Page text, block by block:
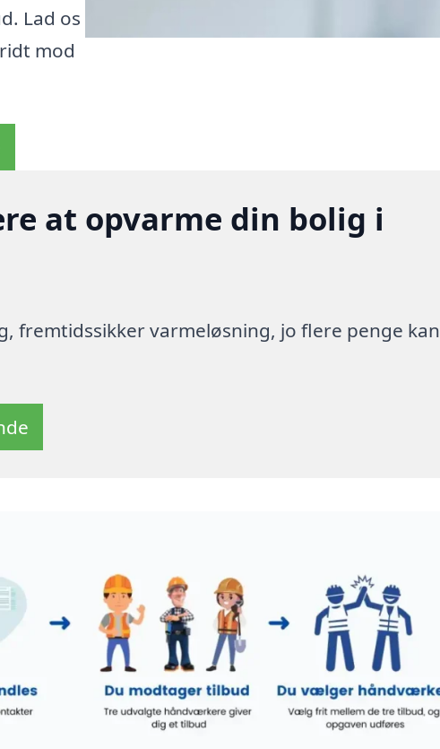
Lad os
mod
at opvarme din bolig i
fremtidssikker varmeløsning, jo flere penge kan